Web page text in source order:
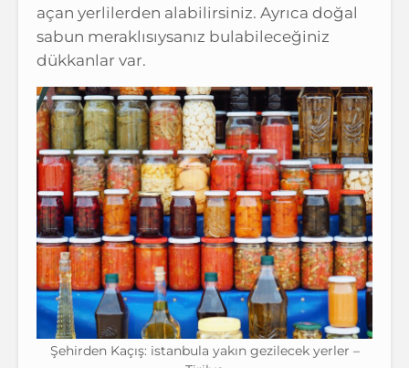
açan yerlilerden alabilirsiniz. Ayrıca doğal
sabun meraklısıysanız bulabileceğiniz
dükkanlar var.
Şehirden Kaçış: istanbula yakın gezilecek yerler –